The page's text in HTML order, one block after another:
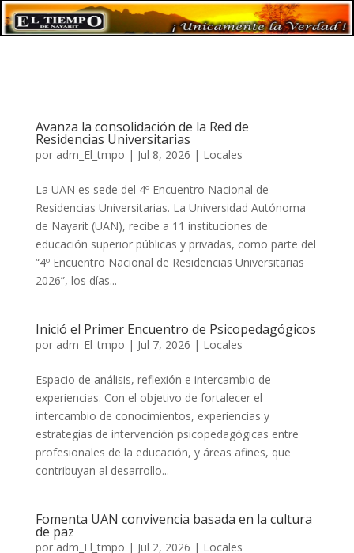
Avanza la consolidación de la Red de
Residencias Universitarias
por adm_El_tmpo | Jul 8, 2026 | Locales
La UAN es sede del 4º Encuentro Nacional de
Residencias Universitarias. La Universidad Autónoma
de Nayarit (UAN), recibe a 11 instituciones de
educación superior públicas y privadas, como parte del
“4º Encuentro Nacional de Residencias Universitarias
2026”, los días...
Inició el Primer Encuentro de Psicopedagógicos
por adm_El_tmpo | Jul 7, 2026 | Locales
Espacio de análisis, reflexión e intercambio de
experiencias. Con el objetivo de fortalecer el
intercambio de conocimientos, experiencias y
estrategias de intervención psicopedagógicas entre
profesionales de la educación, y áreas afines, que
contribuyan al desarrollo...
Fomenta UAN convivencia basada en la cultura
de paz
por adm_El_tmpo | Jul 2, 2026 | Locales